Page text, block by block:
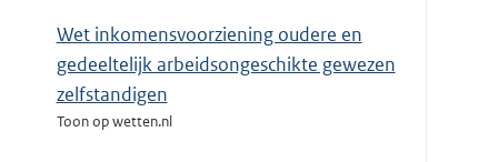
Wet inkomensvoorziening oudere en
gedeeltelijk arbeidsongeschikte gewezen
zelfstandigen
Toon op wetten.nl